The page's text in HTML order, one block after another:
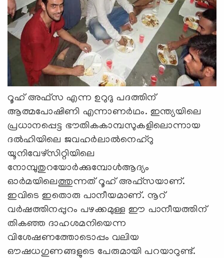
റൂഹ് അഫ്‌സ എന്ന ഉറുദു പദത്തിന്
ആത്മപോഷിണി എന്നാണര്‍ഥം. ഇന്ത്യയിലെ
പ്രധാനപ്പെട്ട ഭൗതികകാമ്പസുകളിലൊന്നായ
ദല്‍ഹിയിലെ ജവഹര്‍ലാല്‍നെഹ്‌റു
യൂനിവേഴ്‌സിറ്റിയിലെ
നോമ്പുതുറയോര്‍ക്കുമ്പോള്‍ആദ്യം
ഓര്‍മയിലെത്തുന്നത് റൂഹ് അഫ്‌സയാണ്.
ഇവിടെ ഇതൊരു പാനീയമാണ്. നൂറ്
വര്‍ഷത്തിനപ്പുറം പഴക്കമുള്ള ഈ പാനീയത്തിന്
തികഞ്ഞ ദാഹശമനിയെന്ന
വിശേഷണത്തോടൊപ്പം വലിയ
ഔഷധഗുണങ്ങളുടെ പേരുമായി പറയാറുണ്ട്.